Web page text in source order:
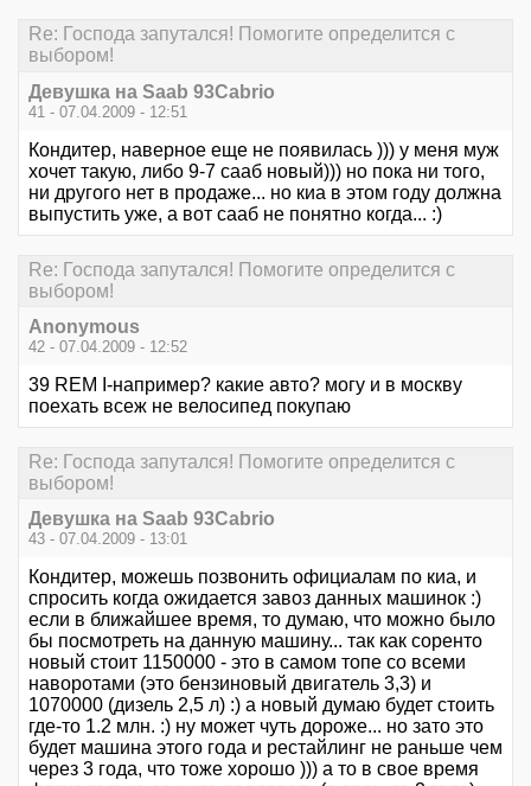
Re: Господа запутался! Помогите определится с
выбором!
Девушка на Saab 93Cabrio
41 - 07.04.2009 - 12:51
Кондитер, наверное еще не появилась ))) у меня муж
хочет такую, либо 9-7 сааб новый))) но пока ни того,
ни другого нет в продаже... но киа в этом году должна
выпустить уже, а вот сааб не понятно когда... :)
Re: Господа запутался! Помогите определится с
выбором!
Anonymous
42 - 07.04.2009 - 12:52
39 REM I-например? какие авто? могу и в москву
поехать всеж не велосипед покупаю
Re: Господа запутался! Помогите определится с
выбором!
Девушка на Saab 93Cabrio
43 - 07.04.2009 - 13:01
Кондитер, можешь позвонить официалам по киа, и
спросить когда ожидается завоз данных машинок :)
если в ближайшее время, то думаю, что можно было
бы посмотреть на данную машину... так как соренто
новый стоит 1150000 - это в самом топе со всеми
наворотами (это бензиновый двигатель 3,3) и
1070000 (дизель 2,5 л) :) а новый думаю будет стоить
где-то 1.2 млн. :) ну может чуть дороже... но зато это
будет машина этого года и рестайлинг не раньше чем
через 3 года, что тоже хорошо ))) а то в свое время